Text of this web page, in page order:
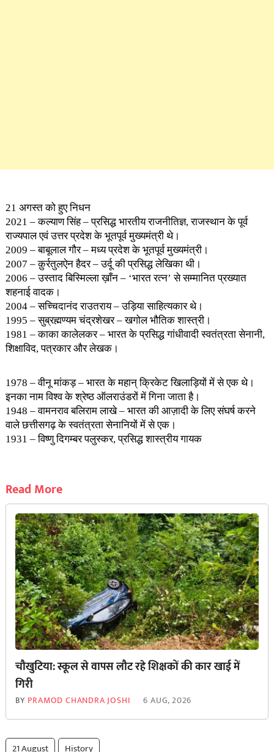
21 अगस्त को हुए निधन
2021 – कल्याण सिंह – प्रसिद्ध भारतीय राजनीतिज्ञ, राजस्थान के पूर्व
राज्यपाल एवं उत्तर प्रदेश के भूतपूर्व मुख्यमंत्री थे।
2009 – बाबूलाल गौर – मध्य प्रदेश के भूतपूर्व मुख्यमंत्री।
2007 – क़ुर्रतुलऐन हैदर – उर्दू की प्रसिद्ध लेखिका थी।
2006 – उस्ताद बिस्मिल्ला ख़ाँन – ‘भारत रत्न’ से सम्मानित प्रख्यात
शहनाई वादक।
2004 – सच्चिदानंद राउतराय – उड़िया साहित्यकार थे।
1995 – सुब्रह्मण्यम चंद्रशेखर – खगोल भौतिक शास्त्री।
1981 – काका कालेलकर – भारत के प्रसिद्ध गांधीवादी स्वतंत्रता सेनानी,
शिक्षाविद, पत्रकार और लेखक।
1978 – वीनू मांकड़ – भारत के महान् क्रिकेट खिलाड़ियों में से एक थे।
इनका नाम विश्व के श्रेष्ठ ऑलराउंडरों में गिना जाता है।
1948 – वामनराव बलिराम लाखे – भारत की आज़ादी के लिए संघर्ष करने
वाले छत्तीसगढ़ के स्वतंत्रता सेनानियों में से एक।
1931 – विष्णु दिगम्बर पलुस्कर, प्रसिद्ध शास्त्रीय गायक
Read More
चौखुटिया: स्कूल से वापस लौट रहे शिक्षकों की कार खाई में
गिरी
BY PRAMOD CHANDRA JOSHI 6 AUG, 2026
21 August History